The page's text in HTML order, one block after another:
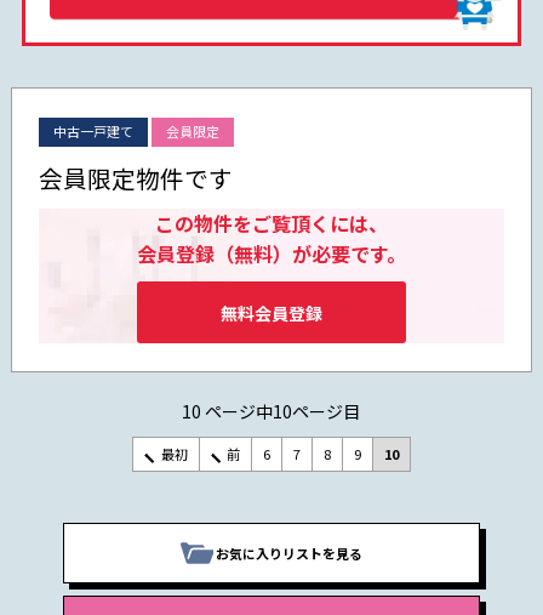
中古一戸建て 会員限定
会員限定物件です
この物件をご覧頂くには、
会員登録（無料）が必要です。
無料会員登録
10 ページ中10ページ目
最初 前 6 7 8 9 10
お気に入りリストを見る